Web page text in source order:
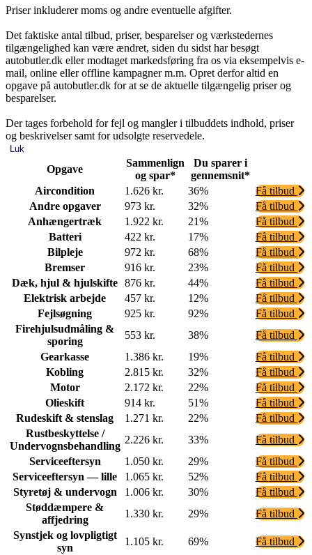
Priser inkluderer moms og andre eventuelle afgifter.
Det faktiske antal tilbud, priser, besparelser og værkstedernes
tilgængelighed kan være ændret, siden du sidst har besøgt
autobutler.dk eller modtaget markedsføring fra os via eksempelvis e-
mail, online eller offline kampagner m.m. Opret derfor altid en
opgave på autobutler.dk for at se de aktuelle tilgængelig priser og
besparelser.
Der tages forbehold for fejl og mangler i tilbuddets indhold, priser
og beskrivelser samt for udsolgte reservedele.
Luk
Opgave
Sammenlign
og spar*
Du sparer i
gennemsnit*
Aircondition
1.626 kr. 36%
Få tilbud
Andre opgaver
973 kr. 32%
Få tilbud
Anhængertræk
1.922 kr. 21%
Få tilbud
Batteri
422 kr. 17%
Få tilbud
Bilpleje
972 kr. 68%
Få tilbud
Bremser
916 kr. 23%
Få tilbud
Dæk, hjul & hjulskifte 876 kr. 44%
Få tilbud
Elektrisk arbejde
457 kr. 12%
Få tilbud
Fejlsøgning
925 kr. 92%
Få tilbud
Firehjulsudmåling &
sporing
553 kr. 38%
Få tilbud
Gearkasse
1.386 kr. 19%
Få tilbud
Kobling
2.815 kr. 32%
Få tilbud
Motor
2.172 kr. 22%
Få tilbud
Olieskift
914 kr. 51%
Få tilbud
Rudeskift & stenslag
1.271 kr. 22%
Få tilbud
Rustbeskyttelse /
Undervognsbehandling
2.226 kr. 33%
Få tilbud
Serviceeftersyn
1.050 kr. 29%
Få tilbud
Serviceeftersyn — lille
1.065 kr. 52%
Få tilbud
Styretøj & undervogn
1.006 kr. 30%
Få tilbud
Støddæmpere &
affjedring
1.330 kr. 29%
Få tilbud
Synstjek og lovpligtigt
syn
1.105 kr. 69%
Få tilbud